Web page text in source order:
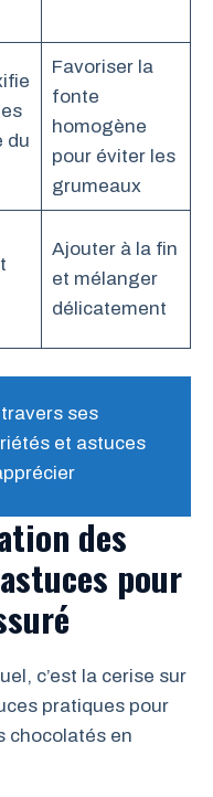
du
Favoriser la
fonte
homogène
pour éviter les
grumeaux
Ajouter à la fin
et mélanger
délicatement
ses
et astuces
des
pour
c’est la cerise sur
pratiques pour
chocolatés en